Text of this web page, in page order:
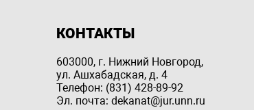
КОНТАКТЫ
603000, г. Нижний Новгород,
ул. Ашхабадская, д. 4
Телефон: (831) 428-89-92
Эл. почта: dekanat@jur.unn.ru